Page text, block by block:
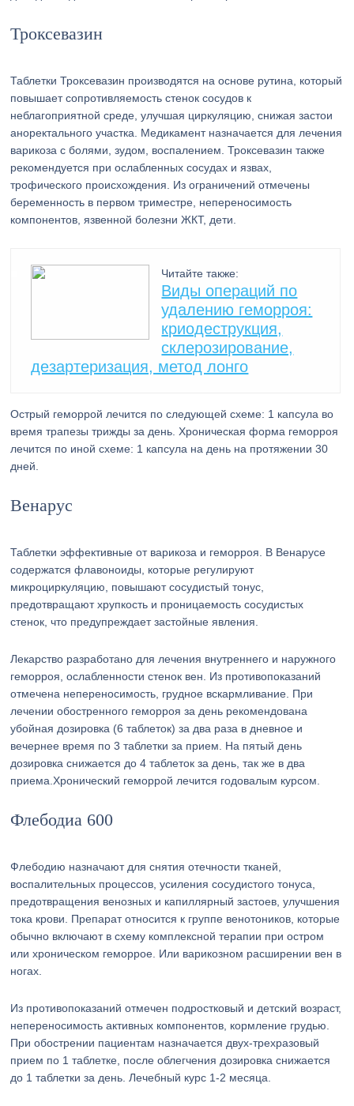
Троксевазин
Таблетки Троксевазин производятся на основе рутина, который
повышает сопротивляемость стенок сосудов к
неблагоприятной среде, улучшая циркуляцию, снижая застои
аноректального участка. Медикамент назначается для лечения
варикоза с болями, зудом, воспалением. Троксевазин также
рекомендуется при ослабленных сосудах и язвах,
трофического происхождения. Из ограничений отмечены
беременность в первом триместре, непереносимость
компонентов, язвенной болезни ЖКТ, дети.
Читайте также:
Виды операций по
удалению геморроя:
криодеструкция,
склерозирование,
дезартеризация, метод лонго
Острый геморрой лечится по следующей схеме: 1 капсула во
время трапезы трижды за день. Хроническая форма геморроя
лечится по иной схеме: 1 капсула на день на протяжении 30
дней.
Венарус
Таблетки эффективные от варикоза и геморроя. В Венарусе
содержатся флавоноиды, которые регулируют
микроциркуляцию, повышают сосудистый тонус,
предотвращают хрупкость и проницаемость сосудистых
стенок, что предупреждает застойные явления.
Лекарство разработано для лечения внутреннего и наружного
геморроя, ослабленности стенок вен. Из противопоказаний
отмечена непереносимость, грудное вскармливание. При
лечении обостренного геморроя за день рекомендована
убойная дозировка (6 таблеток) за два раза в дневное и
вечернее время по 3 таблетки за прием. На пятый день
дозировка снижается до 4 таблеток за день, так же в два
приема.Хронический геморрой лечится годовалым курсом.
Флебодиа 600
Флебодию назначают для снятия отечности тканей,
воспалительных процессов, усиления сосудистого тонуса,
предотвращения венозных и капиллярный застоев, улучшения
тока крови. Препарат относится к группе венотоников, которые
обычно включают в схему комплексной терапии при остром
или хроническом геморрое. Или варикозном расширении вен в
ногах.
Из противопоказаний отмечен подростковый и детский возраст,
непереносимость активных компонентов, кормление грудью.
При обострении пациентам назначается двух-трехразовый
прием по 1 таблетке, после облегчения дозировка снижается
до 1 таблетки за день. Лечебный курс 1-2 месяца.